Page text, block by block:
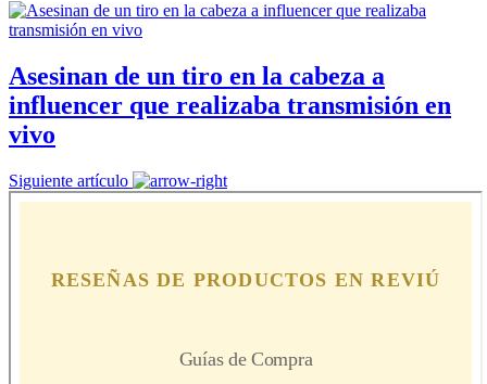
Asesinan de un tiro en la cabeza a
influencer que realizaba transmisión en
vivo
Siguiente artículo